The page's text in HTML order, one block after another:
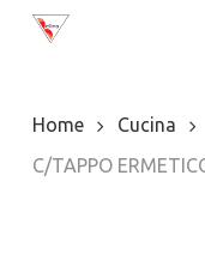
Skip
content
Home Cucina
C/TAPPO